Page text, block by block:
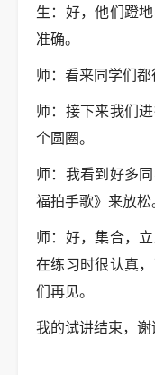
生：好，他们蹬
准确。
师：看来同学们都
师：接下来我们
个圆圈。
师：我看到好多
福拍手歌》来放松
师：好，集合，
在练习时很认真
们再见。
我的试讲结束，谢